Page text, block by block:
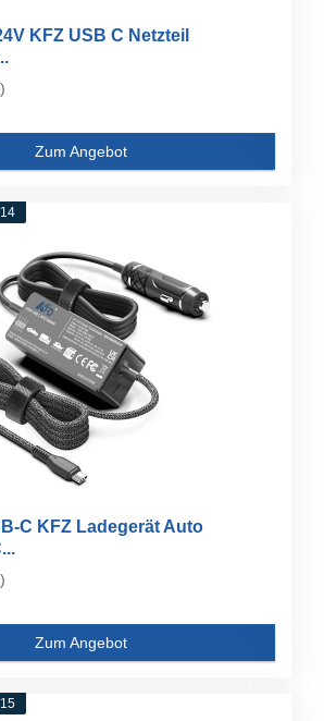
KFZ USB C Netzteil
Zum Angebot
C KFZ Ladegerät Auto
Zum Angebot